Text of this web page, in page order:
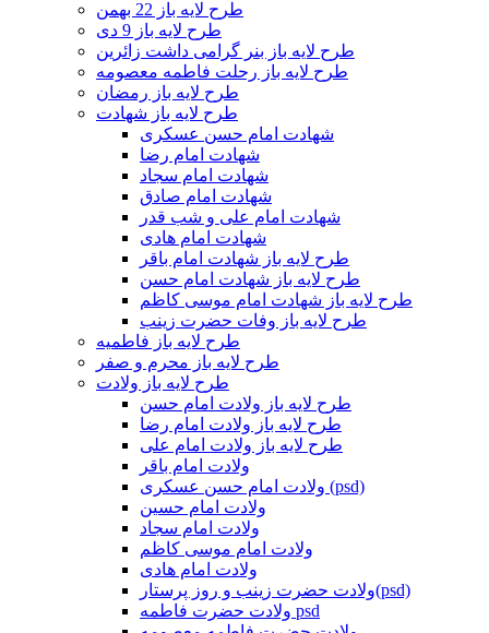
طرح لایه باز 22 بهمن
طرح لایه باز 9 دی
طرح لایه باز بنر گرامی داشت زائرین
طرح لایه باز رحلت فاطمه معصومه
طرح لایه باز رمضان
طرح لایه باز شهادت
شهادت امام حسن عسکری
شهادت امام رضا
شهادت امام سجاد
شهادت امام صادق
شهادت امام علی و شب قدر
شهادت امام هادی
طرح لایه باز شهادت امام باقر
طرح لایه باز شهادت امام حسن
طرح لایه باز شهادت امام موسی کاظم
طرح لایه باز وفات حضرت زینب
طرح لایه باز فاطمیه
طرح لایه باز محرم و صفر
طرح لایه باز ولادت
طرح لایه باز ولادت امام حسن
طرح لایه باز ولادت امام رضا
طرح لایه باز ولادت امام علی
ولادت امام باقر
ولادت امام حسن عسکری (psd)
ولادت امام حسین
ولادت امام سجاد
ولادت امام موسی کاظم
ولادت امام هادی
ولادت حضرت زینب و روز پرستار(psd)
ولادت حضرت فاطمه psd